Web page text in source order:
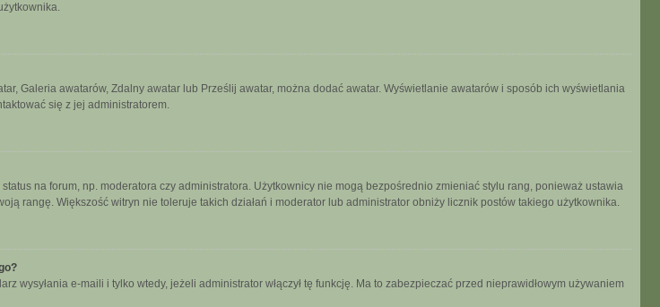
Galeria awatarów, Zdalny awatar lub Prześlij awatar, można dodać awatar. Wyświetlanie awatarów i sposób ich wyświetlania
się z jej administratorem.
na forum, np. moderatora czy administratora. Użytkownicy nie mogą bezpośrednio zmieniać stylu rang, ponieważ ustawia
rangę. Większość witryn nie toleruje takich działań i moderator lub administrator obniży licznik postów takiego użytkownika.
e-maili i tylko wtedy, jeżeli administrator włączył tę funkcję. Ma to zabezpieczać przed nieprawidłowym używaniem